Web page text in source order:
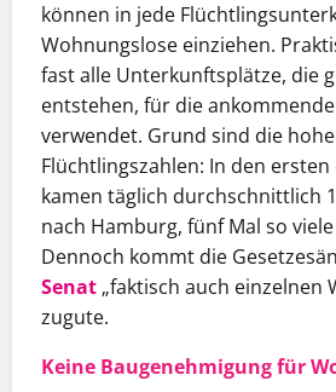
können in jede
Wohnungslose einziehen.
fast alle Unterkunftsplätze, die
entstehen, für die
verwendet. Grund sind die
Flüchtlingszahlen: In den ersten
kamen täglich durchschnittlich
nach Hamburg, fünf Mal so
Dennoch kommt die
Senat „faktisch auch einzelnen
zugute.
Keine Baugenehmigung für